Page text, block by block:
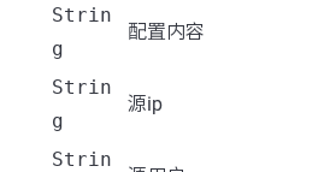
Strin
g
配置内容
Strin
g
源ip
Strin